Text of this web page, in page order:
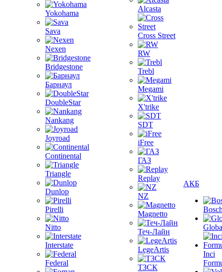
Yokohama
Sava
Nexen
Bridgestone
Барнаул
DoubleStar
Nankang
Joyroad
Continental
Triangle
Dunlop
Pirelli
Nitto
Interstate
Federal
Alcasta
Cross Street
RW
Trebl
Megami
X'trike
SDT
iFree
ГАЗ
Replay
NZ
Magnetto
Теч-Лайн
LegeArtis
ТЗСК
АКБ
Inci